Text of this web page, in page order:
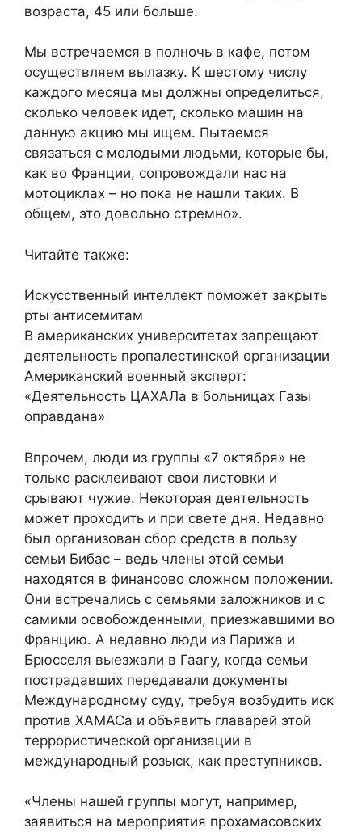
возраста, 45 или больше.
Мы встречаемся в полночь в кафе, потом
осуществляем вылазку. К шестому числу
каждого месяца мы должны определиться,
сколько человек идет, сколько машин на
данную акцию мы ищем. Пытаемся
связаться с молодыми людьми, которые бы,
как во Франции, сопровождали нас на
мотоциклах – но пока не нашли таких. В
общем, это довольно стремно».
Читайте также:
Искусственный интеллект поможет закрыть
рты антисемитам
В американских университетах запрещают
деятельность пропалестинской организации
Американский военный эксперт:
«Деятельность ЦАХАЛа в больницах Газы
оправдана»
Впрочем, люди из группы «7 октября» не
только расклеивают свои листовки и
срывают чужие. Некоторая деятельность
может проходить и при свете дня. Недавно
был организован сбор средств в пользу
семьи Бибас – ведь члены этой семьи
находятся в финансово сложном положении.
Они встречались с семьями заложников и с
самими освобожденными, приезжавшими во
Францию. А недавно люди из Парижа и
Брюсселя выезжали в Гаагу, когда семьи
пострадавших передавали документы
Международному суду, требуя возбудить иск
против ХАМАСа и объявить главарей этой
террористической организации в
международный розыск, как преступников.
«Члены нашей группы могут, например,
заявиться на мероприятия прохамасовских